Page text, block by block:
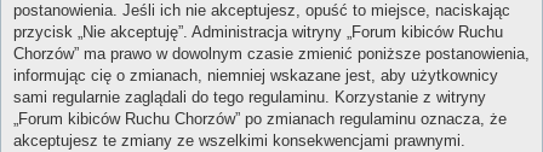
postanowienia. Jeśli ich nie akceptujesz, opuść to miejsce, naciskając
przycisk „Nie akceptuję”. Administracja witryny „Forum kibiców Ruchu
Chorzów” ma prawo w dowolnym czasie zmienić poniższe postanowienia,
informując cię o zmianach, niemniej wskazane jest, aby użytkownicy
sami regularnie zaglądali do tego regulaminu. Korzystanie z witryny
„Forum kibiców Ruchu Chorzów” po zmianach regulaminu oznacza, że
akceptujesz te zmiany ze wszelkimi konsekwencjami prawnymi.